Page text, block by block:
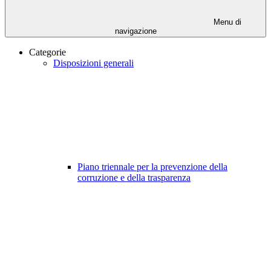
Menu di
navigazione
Categorie
Disposizioni generali
Piano triennale per la prevenzione della
corruzione e della trasparenza